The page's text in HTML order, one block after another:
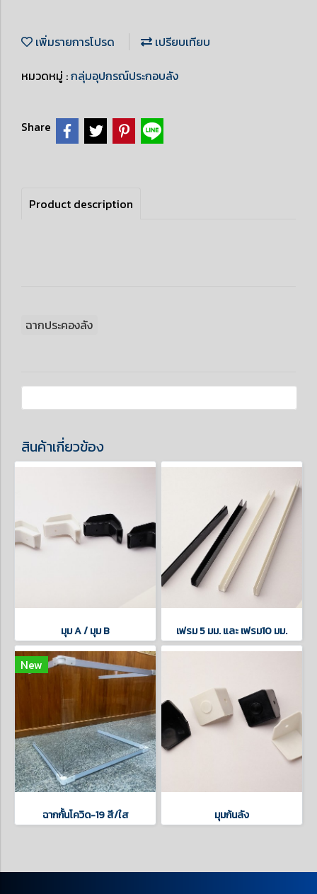
เพิ่มรายการโปรด
เปรียบเทียบ
หมวดหมู่ :กลุ่มอุปกรณ์ประกอบลัง
Share
Product description
ฉากประคองลัง
สินค้าเกี่ยวข้อง
มุม A / มุม B เฟรม 5 มม. และ เฟรม10 มม.
New
ฉากกั้นโควิด-19 สี/ใส มุมก้นลัง